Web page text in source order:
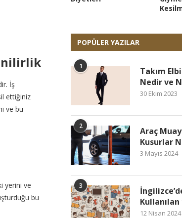
İş
ettiğiniz
ve bu
yerini ve
bu
POPÜLER YAZILAR
1
Takım
Nedir ve
30 Ekim 2023
2
Araç
Kusurlar
3 Mayıs 2024
3
12 Nisan 2024